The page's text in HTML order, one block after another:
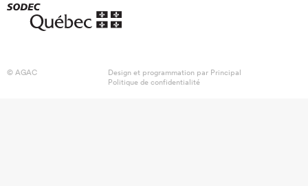
© AGAC Design et programmation par Principal
Politique de confidentialité